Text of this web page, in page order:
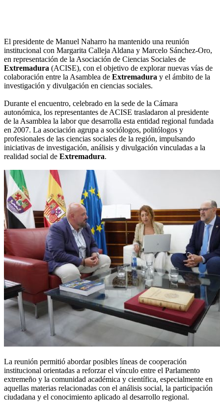
El presidente de Manuel Naharro ha mantenido una reunión
institucional con Margarita Calleja Aldana y Marcelo Sánchez-Oro,
en representación de la Asociación de Ciencias Sociales de
Extremadura (ACISE), con el objetivo de explorar nuevas vías de
colaboración entre la Asamblea de Extremadura y el ámbito de la
investigación y divulgación en ciencias sociales.
Durante el encuentro, celebrado en la sede de la Cámara
autonómica, los representantes de ACISE trasladaron al presidente
de la Asamblea la labor que desarrolla esta entidad regional fundada
en 2007. La asociación agrupa a sociólogos, politólogos y
profesionales de las ciencias sociales de la región, impulsando
iniciativas de investigación, análisis y divulgación vinculadas a la
realidad social de Extremadura.
La reunión permitió abordar posibles líneas de cooperación
institucional orientadas a reforzar el vínculo entre el Parlamento
extremeño y la comunidad académica y científica, especialmente en
aquellas materias relacionadas con el análisis social, la participación
ciudadana y el conocimiento aplicado al desarrollo regional.